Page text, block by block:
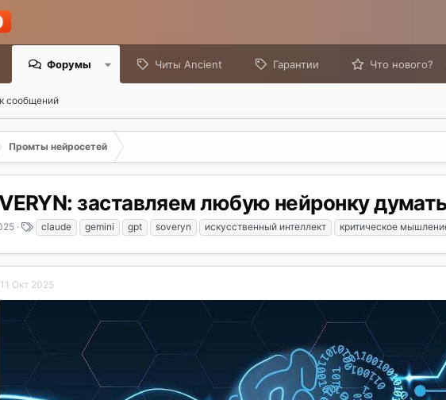
Форумы Читы Ancient Гарантии Что нового?
сообщений
Промты нейросетей
заставляем любую нейронку
е
г
и
claude gemini gpt soveryn искусственный интеллект критическое
11 Окт 2025